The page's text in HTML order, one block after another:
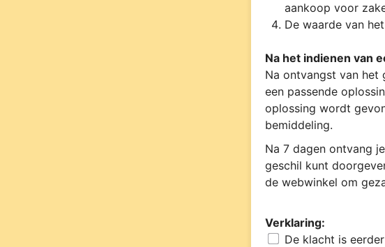
aankoop voor
De waarde van
Na het indienen van
Na ontvangst van het
een passende
oplossing wordt
bemiddeling.
Na 7 dagen ontvang
geschil kunt
de webwinkel om
Verklaring:
De klacht is